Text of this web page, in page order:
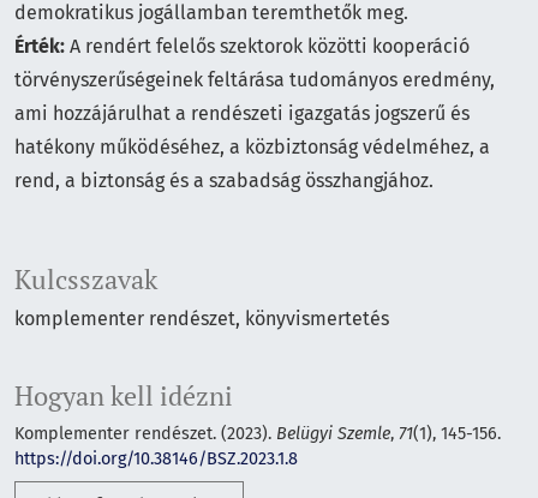
Kulcsszavak
komplementer rendészet könyvismertetés
Hogyan kell idézni
Komplementer rendészet. (2023). Belügyi Szemle, 71(1), 145-156.
https://doi.org/10.38146/BSZ.2023.1.8
demokratikus jogállamban teremthetők meg.
Érték: A rendért felelős szektorok közötti kooperáció
törvényszerűségeinek feltárása tudományos eredmény,
ami hozzájárulhat a rendészeti igazgatás jogszerű és
hatékony működéséhez, a közbiztonság védelméhez, a
rend, a biztonság és a szabadság összhangjához.